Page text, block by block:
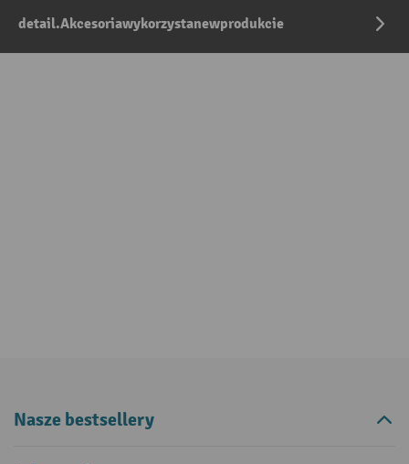
detail.Akcesoriawykorzystanewprodukcie
Nasze bestsellery